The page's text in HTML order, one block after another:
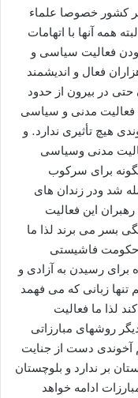
کشور خصوصا علماء
همه آنها با اتهامات
فعالیت سیاسی و
فعال و اندیشمند
حتی در بیرون از حدود
فعالیت مدنی و سیاسی
هیچ تأثیری ندارد. و
مدنی وسیاسی
88 بودند که چگونه برای سرکوب
شد ودر زندان های
رهبران این فعالیت
بسر می برند لذا ما
حکومت فاشیستی
برای رسیدن به آزادی و
زبانی که می فهمد
لذا ما فعالیت
روشهای مبارزاتی
آخوندی دست از جنایت
بر ندارد و بلوچستان
ادامه خواهد